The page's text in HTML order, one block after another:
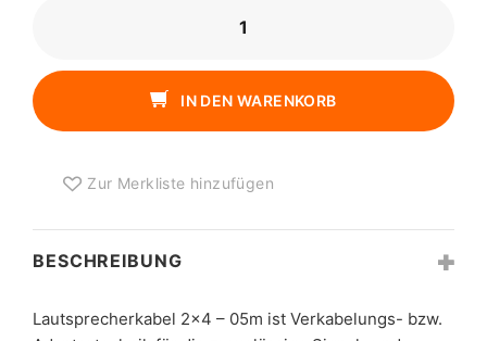
05M
MENGE
IN DEN WARENKORB
Zur Merkliste hinzufügen
BESCHREIBUNG
Lautsprecherkabel 2×4 – 05m ist Verkabelungs- bzw.